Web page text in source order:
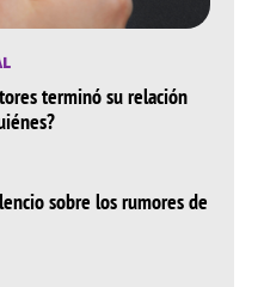
terminó su relación
sobre los rumores de